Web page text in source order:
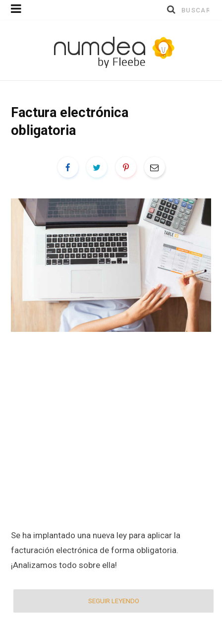
Buscar
Factura electrónica
obligatoria
Se ha implantado una nueva ley para aplicar la
facturación electrónica de forma obligatoria.
¡Analizamos todo sobre ella!
SEGUIR LEYENDO